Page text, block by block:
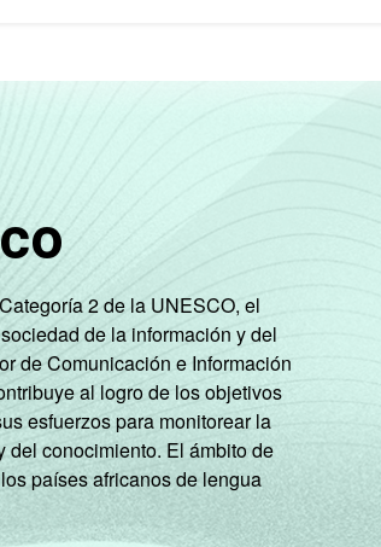
2 de la UNESCO, el
de la información y del
de Comunicación e Información
al logro de los objetivos
esfuerzos para monitorear la
del conocimiento. El ámbito de
países africanos de lengua